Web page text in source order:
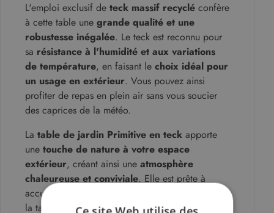
L'emploi exclusif de teck massif recyclé confère
à cette table une grande qualité et une
robustesse inégalée. Le teck est reconnu pour
sa résistance à l'humidité et aux variations
de température, en faisant le choix idéal pour
un usage en extérieur. Vous pouvez ainsi
profiter de repas en plein air sans vous soucier
des caprices de la météo.
La table de jardin Primitive en teck apporte
une touche de nature à votre espace
extérieur, créant ainsi une atmosphère
chaleureuse et conviviale. Elle est prête à
accueillir de
, en fonction de
la taille choisie, pour des moments de partage